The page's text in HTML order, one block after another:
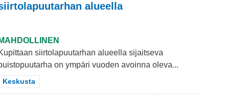
alueella
MAHDOLLINEN
siirtolapuutarhan alueella sijaitseva
on ympäri vuoden avoinna oleva...
Rajaa tulokset teeman mukaan: Keskusta
Keskusta